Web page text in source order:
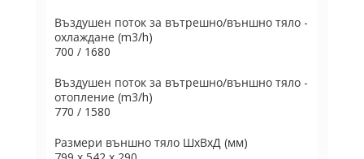
Въздушен поток за вътрешно/външно тяло -
охлаждане (m3/h)
700 / 1680
Въздушен поток за вътрешно/външно тяло -
отопление (m3/h)
770 / 1580
Размери външно тяло ШxВxД (мм)